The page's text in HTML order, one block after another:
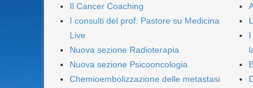
Il Cancer Coaching
I consulti del prof. Pastore su Medicina
Live
Nuova sezione Radioterapia
Nuova sezione Psicooncologia
Chemioembolizzazione delle metastasi